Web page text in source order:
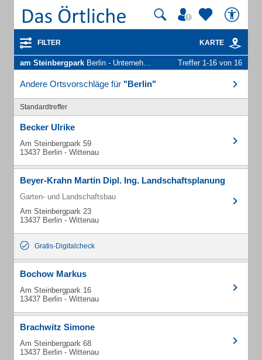
FILTER KARTE
am Steinbergpark Berlin - Unternehmen und Personen Treffer 1-16 von 16
Andere Ortsvorschläge für "Berlin"
Standardtreffer
Becker Ulrike
Am Steinbergpark 59
13437 Berlin - Wittenau
Beyer-Krahn Martin Dipl. Ing. Landschaftsplanung
Garten- und Landschaftsbau
Am Steinbergpark 23
13437 Berlin - Wittenau
Gratis-Digitalcheck
Bochow Markus
Am Steinbergpark 16
13437 Berlin - Wittenau
Brachwitz Simone
Am Steinbergpark 68
13437 Berlin - Wittenau